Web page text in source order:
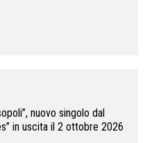
nuovo singolo dal
in uscita il 2 ottobre 2026